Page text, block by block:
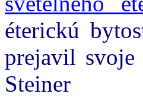
éterickú
prejavil
Steiner